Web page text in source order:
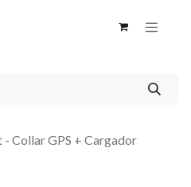
- Collar GPS + Cargador